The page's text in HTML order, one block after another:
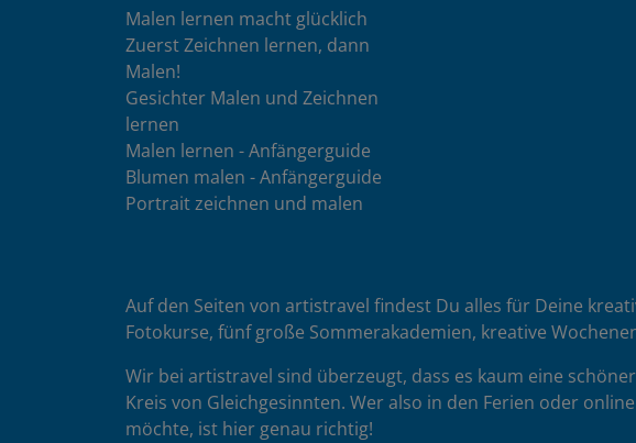
Malen lernen macht glücklich
Zuerst Zeichnen lernen, dann
Malen!
Gesichter Malen und Zeichnen
lernen
Malen lernen - Anfängerguide
Blumen malen - Anfängerguide
Portrait zeichnen und malen
Auf den Seiten von artistravel findest Du alles für Deine
Fotokurse, fünf große Sommerakademien, kreative
Wir bei artistravel sind überzeugt, dass es kaum eine
Kreis von Gleichgesinnten. Wer also in den Ferien oder
möchte, ist hier genau richtig!